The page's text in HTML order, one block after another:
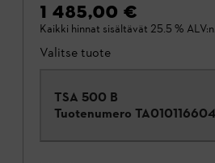
1 485,00 €
Kaikki hinnat sisältävät 25.5 % ALV:n.
Valitse tuote
TSA 500 B
Tuotenumero TA010116604